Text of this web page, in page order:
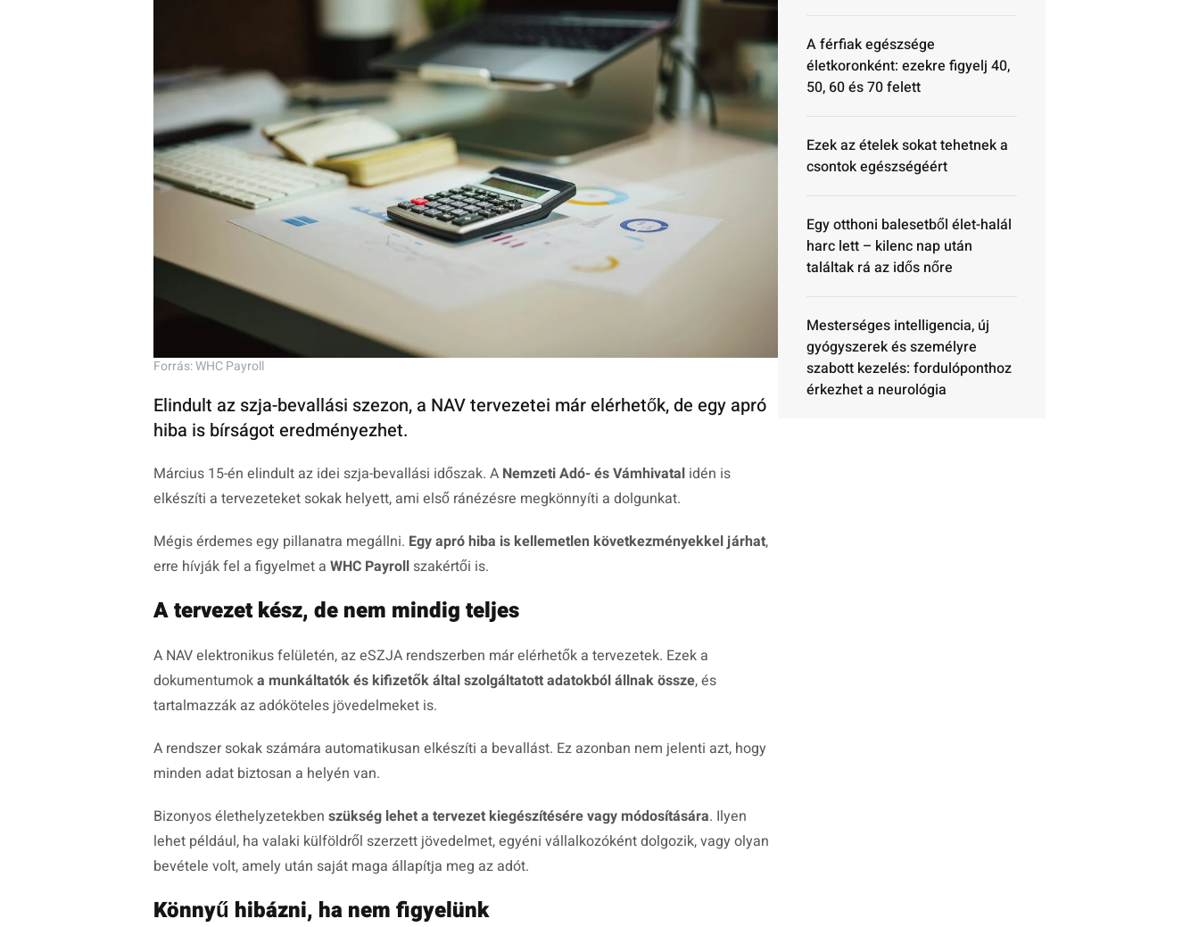
Forrás: WHC Payroll
Elindult az szja-bevallási szezon, a NAV tervezetei már elérhetők, de egy apró
hiba is bírságot eredményezhet.
Március 15-én elindult az idei szja-bevallási időszak. A Nemzeti Adó- és Vámhivatal idén is
elkészíti a tervezeteket sokak helyett, ami első ránézésre megkönnyíti a dolgunkat.
Mégis érdemes egy pillanatra megállni. Egy apró hiba is kellemetlen következményekkel járhat,
erre hívják fel a figyelmet a WHC Payroll szakértői is.
A tervezet kész, de nem mindig teljes
A NAV elektronikus felületén, az eSZJA rendszerben már elérhetők a tervezetek. Ezek a
dokumentumoka munkáltatók és kifizetők által szolgáltatott adatokból állnak össze, és
tartalmazzák az adóköteles jövedelmeket is.
A rendszer sokak számára automatikusan elkészíti a bevallást. Ez azonban nem jelenti azt, hogy
minden adat biztosan a helyén van.
Bizonyos élethelyzetekben szükség lehet a tervezet kiegészítésére vagy módosítására. Ilyen
lehet például, ha valaki külföldről szerzett jövedelmet, egyéni vállalkozóként dolgozik, vagy olyan
bevétele volt, amely után saját maga állapítja meg az adót.
Könnyű hibázni, ha nem figyelünk
A férfiak egészsége
életkoronként: ezekre figyelj 40,
50, 60 és 70 felett
Ezek az ételek sokat tehetnek a
csontok egészségéért
Egy otthoni balesetből élet-halál
harc lett – kilenc nap után
találtak rá az idős nőre
Mesterséges intelligencia, új
gyógyszerek és személyre
szabott kezelés: fordulóponthoz
érkezhet a neurológia